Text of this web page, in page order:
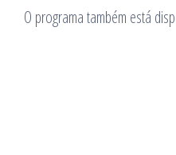
O programa também está